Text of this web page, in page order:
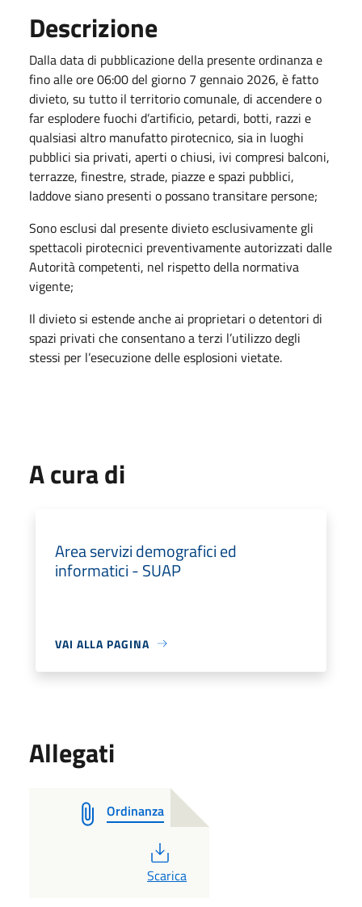
Descrizione
Dalla data di pubblicazione della presente ordinanza e
fino alle ore 06:00 del giorno 7 gennaio 2026, è fatto
divieto, su tutto il territorio comunale, di accendere o
far esplodere fuochi d’artificio, petardi, botti, razzi e
qualsiasi altro manufatto pirotecnico, sia in luoghi
pubblici sia privati, aperti o chiusi, ivi compresi balconi,
terrazze, finestre, strade, piazze e spazi pubblici,
laddove siano presenti o possano transitare persone;
Sono esclusi dal presente divieto esclusivamente gli
spettacoli pirotecnici preventivamente autorizzati dalle
Autorità competenti, nel rispetto della normativa
vigente;
Il divieto si estende anche ai proprietari o detentori di
spazi privati che consentano a terzi l’utilizzo degli
stessi per l’esecuzione delle esplosioni vietate.
A cura di
Area servizi demografici ed
informatici - SUAP
VAI ALLA PAGINA
Allegati
Ordinanza
PDF
Scarica